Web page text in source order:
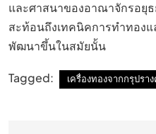
และศาสนาของอาณาจักรอยุธ
สะท้อนถึงเทคนิคการทำทอง
พัฒนาขึ้นในสมัยนั้น
Tagged: เครื่องทองจากกรุปรา